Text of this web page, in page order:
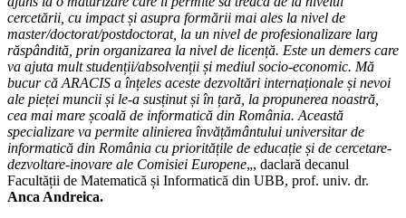
țară
și
ca
program
de
licență
cercetării, cu impact și asupra formării mai ales la nivel de
master/doctorat/postdoctorat, la un nivel de profesionalizare larg
răspândită, prin organizarea la nivel de licență. Este un demers care
va ajuta mult studenții/absolvenții și mediul socio-economic. Mă
bucur că ARACIS a înțeles aceste dezvoltări internaționale și nevoi
ale pieței muncii și le-a susținut și în țară, la propunerea noastră,
cea mai mare școală de informatică din România. Această
specializare va permite alinierea învățământului universitar de
informatică din România cu prioritățile de educație și de cercetare-
dezvoltare-inovare ale Comisiei Europene„, daclară decanul
Facultății de Matematică și Informatică din UBB, prof. univ. dr.
Anca Andreica.